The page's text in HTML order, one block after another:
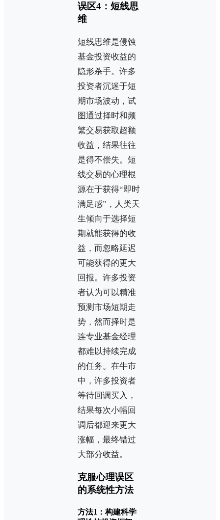
误区4：短线思
维
短线思维是侵蚀
基金投资收益的
隐形杀手。许多
投资者沉迷于短
期市场波动，试
图通过择时和频
繁交易获取超额
收益，结果往往
是得不偿失。短
线交易的心理根
源在于获得“即时
满足感”，人类天
生倾向于选择短
期就能获得的收
益，而忽略延迟
可能获得的更大
回报。许多投资
者认为可以精准
预测市场短期走
势，然而择时是
连专业基金经理
都难以持续完成
的任务。在牛市
中，许多投资者
等待回调买入，
结果每次小幅回
调后都迎来更大
涨幅，最终错过
大部分收益。
克服心理误区
的系统性方法
方法1：构建科学